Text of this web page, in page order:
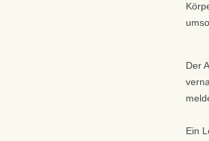
Der
Ein